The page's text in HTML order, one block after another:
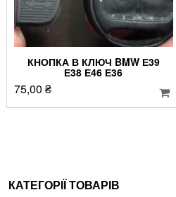
КНОПКА В КЛЮЧ BMW Е39
Е38 Е46 Е36
75,00 ₴
КАТЕГОРІЇ ТОВАРІВ